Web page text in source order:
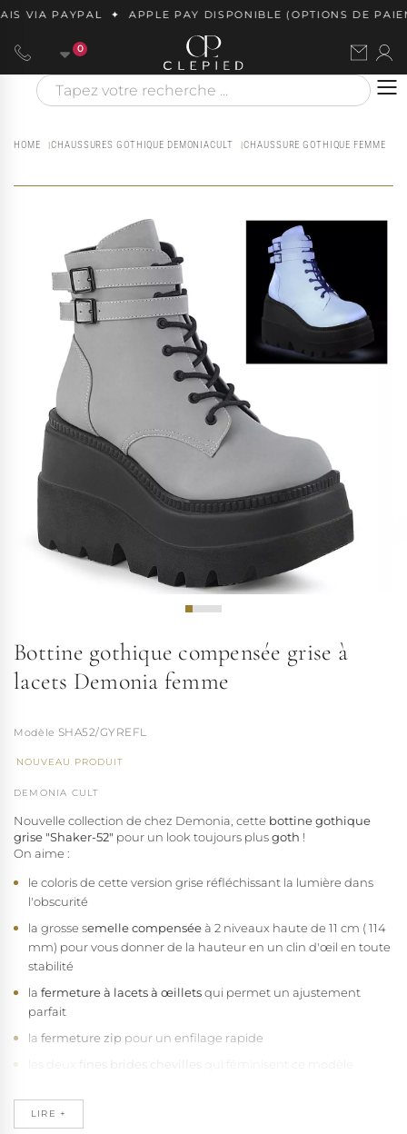
PAYPAL ✦ APPLE PAY DISPONIBLE (OPTIONS DE
0
HOME CHAUSSURES GOTHIQUE DEMONIACULT CHAUSSURE GOTHIQUE FEMME
Bottine gothique compensée grise à
lacets Demonia femme
SHA52/GYREFL
NOUVEAU PRODUIT
DEMONIA CULT
Nouvelle collection de chez Demonia, cette bottine gothique
grise "Shaker-52" pour un look toujours plusgoth !
On aime :
le coloris de cette version grise réfléchissant la lumière dans
l'obscurité
la grosse semelle compenséeà 2 niveaux haute de 11 cm ( 114
mm) pour vous donner de la hauteur en un clin d'œil en toute
stabilité
la fermeture à lacets à œilletsqui permet un ajustement
parfait
la fermeture zip pour un enfilage rapide
fines brides chevilles
qui féminisent ce modèle
animales
LIRE +